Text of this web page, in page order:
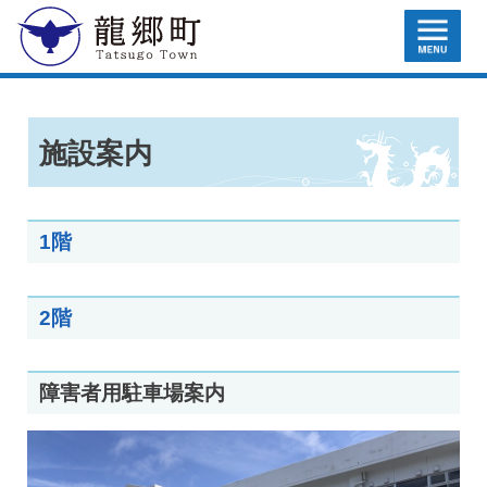
龍郷町 MENU
施設案内
1階
2階
障害者用駐車場案内